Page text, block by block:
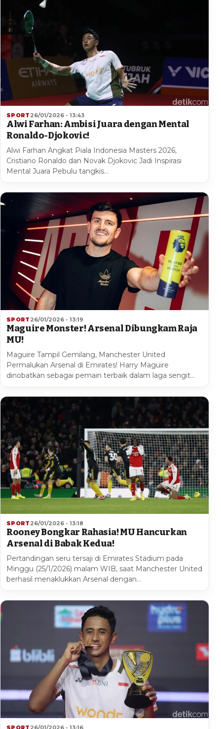
SPORT 26/01/2026 - 13:43
Alwi Farhan: Ambisi Juara dengan Mental
Ronaldo-Djokovic!
Alwi Farhan Angkat Piala Indonesia Masters 2026,
Cristiano Ronaldo dan Novak Djokovic Jadi Inspirasi
Mental Juara Pebulu tangkis…
SPORT 26/01/2026 - 13:19
Maguire Monster! Arsenal Dibungkam Raja
MU!
Maguire Tampil Gemilang, Manchester United
Permalukan Arsenal di Emirates! Harry Maguire
dinobatkan sebagai pemain terbaik dalam laga sengit…
SPORT 26/01/2026 - 13:18
Rooney Bongkar Rahasia! MU Hancurkan
Arsenal di Babak Kedua!
Pertandingan seru tersaji di Emirates Stadium pada
Minggu (25/1/2026) malam WIB, saat Manchester United
berhasil menaklukkan Arsenal dengan…
SPORT 26/01/2026 - 13:16